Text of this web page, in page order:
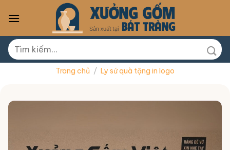
Tìm
kiếm:
Trang chủ / Ly sứ quà tặng in logo